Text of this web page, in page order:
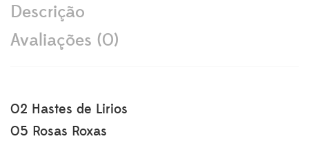
Descrição
Avaliações (0)
02 Hastes de Lirios
05 Rosas Roxas